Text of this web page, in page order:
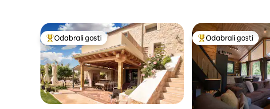
Među najviše rangiranima s oznakom „Odabrali gosti”
Odabrali gosti Među najviše
Odabrali gosti